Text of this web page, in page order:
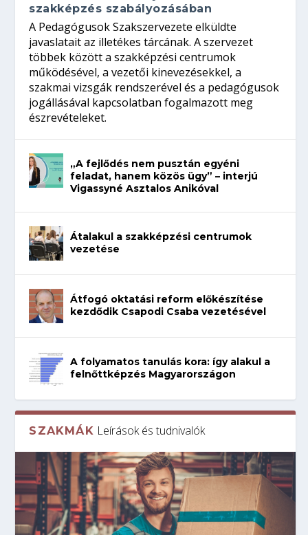
szakképzés szabályozásában
A Pedagógusok Szakszervezete elküldte
javaslatait az illetékes tárcának. A szervezet
többek között a szakképzési centrumok
működésével, a vezetői kinevezésekkel, a
szakmai vizsgák rendszerével és a pedagógusok
jogállásával kapcsolatban fogalmazott meg
észrevételeket.
„A fejlődés nem pusztán egyéni
feladat, hanem közös ügy” – interjú
Vigassyné Asztalos Anikóval
Átalakul a szakképzési centrumok
vezetése
Átfogó oktatási reform előkészítése
kezdődik Csapodi Csaba vezetésével
A folyamatos tanulás kora: így alakul a
felnőttképzés Magyarországon
SZAKMÁK Leírások és tudnivalók